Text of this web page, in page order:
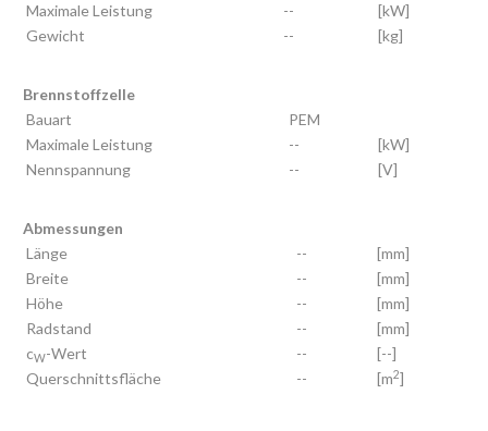
Maximale Leistung
--
[kW]
Gewicht
-- [kg]
Brennstoffzelle
Bauart
PEM
Maximale Leistung
--
[kW]
Nennspannung
-- [V]
Abmessungen
Länge
--
[mm]
Breite
--
[mm]
Höhe
--
[mm]
Radstand
--
[mm]
cW-Wert --
[--]
Querschnittsfläche
-- [m2]